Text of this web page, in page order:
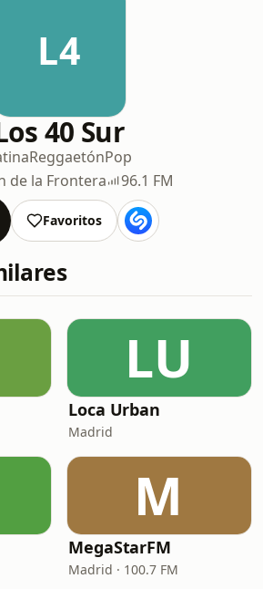
L4
40 Sur
ReggaetónPop
de la Frontera
96.1 FM
Favoritos
LU
Loca Urban
Madrid
M
MegaStarFM
Madrid · 100.7 FM